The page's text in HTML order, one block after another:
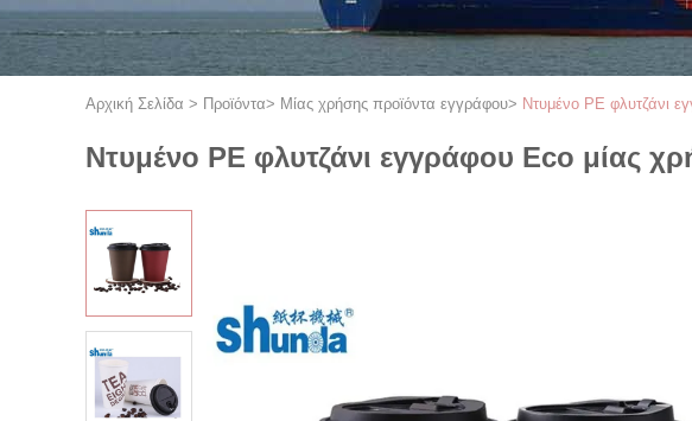
Αρχική Σελίδα > Προϊόντα> Μίας χρήσης προϊόντα εγγράφου> Ντυμένο PE φλυτζάνι
Ντυμένο PE φλυτζάνι εγγράφου Eco μίας